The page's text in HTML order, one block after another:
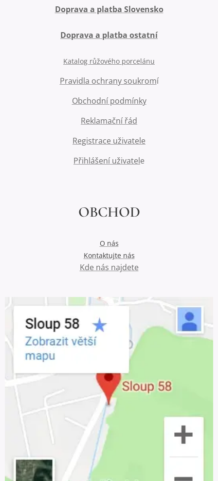
Doprava a platba Slovensko
Doprava a platba ostatní
Katalog růžového porcelánu
Pravidla ochrany soukromí
Obchodní podmínky
Reklamační řád
Registrace uživatele
Přihlášení uživatele
OBCHOD
O nás
Kontaktujte nás
Kde nás najdete